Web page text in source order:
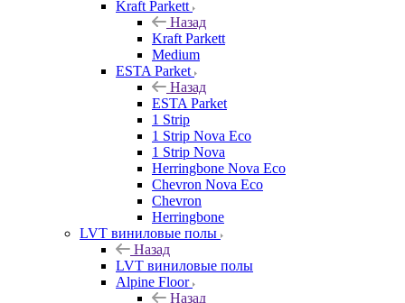
Kraft Parkett
Назад
Kraft Parkett
Medium
ESTA Parket
Назад
ESTA Parket
1 Strip
1 Strip Nova Eco
1 Strip Nova
Herringbone Nova Eco
Chevron Nova Eco
Chevron
Herringbone
LVT виниловые полы
Назад
LVT виниловые полы
Alpine Floor
Назад